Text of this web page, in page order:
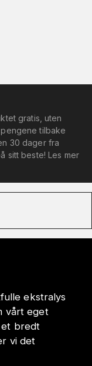
gratis, uten
tilbake
30 dager fra
sitt beste! Les mer
ekstralys
vårt eget
bredt
vi det